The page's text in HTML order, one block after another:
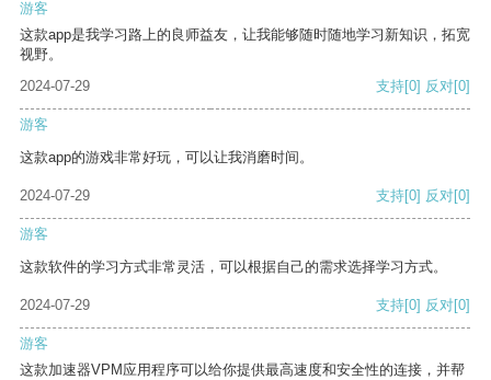
游客
这款app是我学习路上的良师益友，让我能够随时随地学习新知识，拓宽
视野。
2024-07-29
支持[0] 反对[0]
游客
这款app的游戏非常好玩，可以让我消磨时间。
2024-07-29 支持[0] 反对[0]
游客
这款软件的学习方式非常灵活，可以根据自己的需求选择学习方式。
2024-07-29 支持[0] 反对[0]
游客
这款加速器VPM应用程序可以给你提供最高速度和安全性的连接，并帮